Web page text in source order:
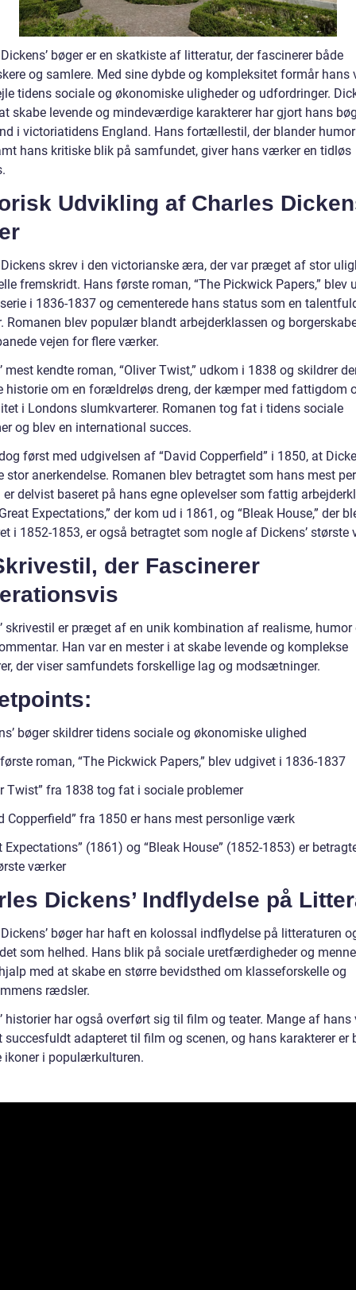
bøger er en skatkiste af litteratur, der fascinerer både
og samlere. Med sine dybde og kompleksitet formår hans
tidens sociale og økonomiske uligheder og udfordringer.
skabe levende og mindeværdige karakterer har gjort hans
i victoriatidens England. Hans fortællestil, der blander
hans kritiske blik på samfundet, giver hans værker en tidløs
Udvikling af Charles
skrev i den victorianske æra, der var præget af stor
fremskridt. Hans første roman, “The Pickwick Papers,” blev
i 1836-1837 og cementerede hans status som en
Romanen blev populær blandt arbejderklassen og
vejen for flere værker.
mest kendte roman, “Oliver Twist,” udkom i 1838 og skildrer
historie om en forældreløs dreng, der kæmper med fattigdom
i Londons slumkvarterer. Romanen tog fat i tidens sociale
og blev en international succes.
først med udgivelsen af “David Copperfield” i 1850, at
stor anerkendelse. Romanen blev betragtet som hans mest
delvist baseret på hans egne oplevelser som fattig
Expectations,” der kom ud i 1861, og “Bleak House,” der
i 1852-1853, er også betragtet som nogle af Dickens’ største
der Fascinerer
skrivestil er præget af en unik kombination af realisme, humor
Han var en mester i at skabe levende og komplekse
der viser samfundets forskellige lag og modsætninger.
bøger skildrer tidens sociale og økonomiske ulighed
roman, “The Pickwick Papers,” blev udgivet i 1836-1837
Twist” fra 1838 tog fat i sociale problemer
Copperfield” fra 1850 er hans mest personlige værk
Expectations” (1861) og “Bleak House” (1852-1853) er
værker
Dickens’ Indflydelse på
bøger har haft en kolossal indflydelse på litteraturen
som helhed. Hans blik på sociale uretfærdigheder og
med at skabe en større bevidsthed om klasseforskelle og
rædsler.
historier har også overført sig til film og teater. Mange af
succesfuldt adapteret til film og scenen, og hans karakterer er
ikoner i populærkulturen.